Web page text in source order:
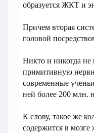
образуется ЖКТ и
Причем вторая
головой
Никто и никогда не
примитивную
современные
ней более 200 млн.
К слову, такое же
содержится в